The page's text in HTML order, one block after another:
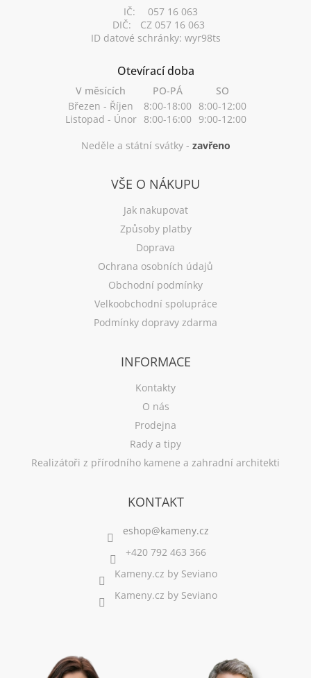
IČ:
057 16 063
DIČ:
CZ 057 16 063
ID datové schránky: wyr98ts
Otevírací doba
V měsících PO-PÁ
SO
Březen - Říjen
8:00-18:00 8:00-12:00
Listopad - Únor 8:00-16:00 9:00-12:00
Neděle a státní svátky - zavřeno
VŠE O NÁKUPU
Jak nakupovat
Způsoby platby
Doprava
Ochrana osobních údajů
Obchodní podmínky
Velkoobchodní spolupráce
Podmínky dopravy zdarma
INFORMACE
Kontakty
O nás
Prodejna
Rady a tipy
Realizátoři z přírodního kamene a zahradní architekti
KONTAKT
+420 792 463 366
Kameny.cz by Seviano
Kameny.cz by Seviano